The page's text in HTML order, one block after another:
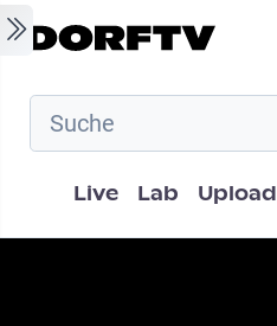
Skip to main content
Hauptnavigation
Live Lab Upload